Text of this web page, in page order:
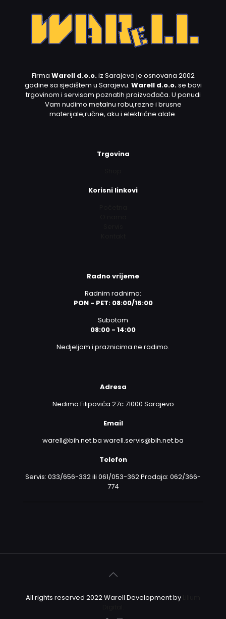
Firma Warell d.o.o.iz Sarajeva je osnovana 2002
godine sa sjedištem u Sarajevu. Warell d.o.o.se bavi
trgovinom i servisom poznatih proizvođača. U ponudi
Vam nudimo metalnu robu,rezne i brusne
materijale,ručne, aku i električne alate.
Trgovina
Korisni linkovi
Radno vrijeme
Radnim radnima:
PON - PET: 08:00/16:00
Subotom
08:00 - 14:00
Nedjeljom i praznicima ne radimo.
Adresa
Nedima Filipovića 27c 71000 Sarajevo
Email
warell@bih.net.ba warell.servis@bih.net.ba
Telefon
Servis: 033/656-332 ili 061/053-362 Prodaja: 062/366-
774
All rights reserved 2022 Warell Development by